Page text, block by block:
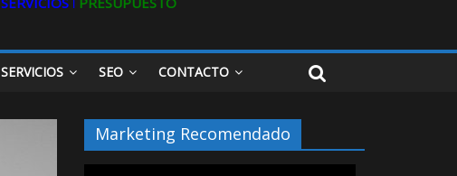
SERVICIOS SEO CONTACTO
Marketing Recomendado